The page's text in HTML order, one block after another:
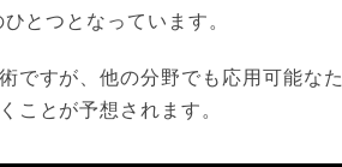
とつとなっています。
ですが、他の分野でも応用可能な
ことが予想されます。